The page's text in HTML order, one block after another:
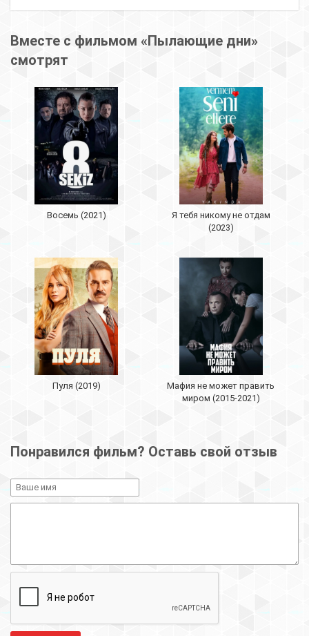
Вместе с фильмом «Пылающие дни»
смотрят
Восемь (2021)
Я тебя никому не отдам
(2023)
Пуля (2019)
Мафия не может править
миром (2015-2021)
Понравился фильм? Оставь свой отзыв